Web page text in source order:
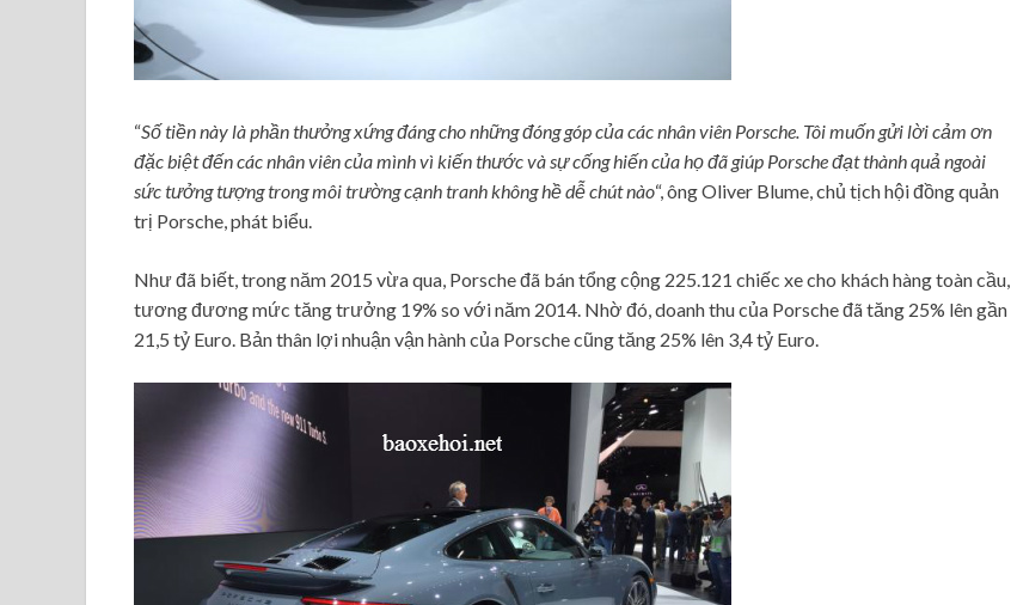
“Số tiền này là phần thưởng xứng đáng cho những đóng góp của các nhân viên Porsche. Tôi muốn gửi lời cảm ơn
đặc biệt đến các nhân viên của mình vì kiến thước và sự cống hiến của họ đã giúp Porsche đạt thành quả ngoài
sức tưởng tượng trong môi trường cạnh tranh không hề dễ chút nào“, ông Oliver Blume, chủ tịch hội đồng quản
trị Porsche, phát biểu.
Như đã biết, trong năm 2015 vừa qua, Porsche đã bán tổng cộng 225.121 chiếc xe cho khách hàng toàn cầu,
tương đương mức tăng trưởng 19% so với năm 2014. Nhờ đó, doanh thu của Porsche đã tăng 25% lên gần
21,5 tỷ Euro. Bản thân lợi nhuận vận hành của Porsche cũng tăng 25% lên 3,4 tỷ Euro.